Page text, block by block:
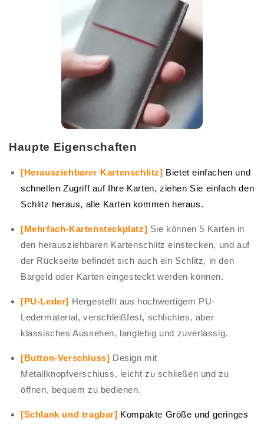
Haupte Eigenschaften
[Herausziehbarer Kartenschlitz] Bietet einfachen und
schnellen Zugriff auf Ihre Karten, ziehen Sie einfach den
Schlitz heraus, alle Karten kommen heraus.
[Mehrfach-Kartensteckplatz] Sie können 5 Karten in
den herausziehbaren Kartenschlitz einstecken, und auf
der Rückseite befindet sich auch ein Schlitz, in den
Bargeld oder Karten eingesteckt werden können.
[PU-Leder] Hergestellt aus hochwertigem PU-
Ledermaterial, verschleißfest, schlichtes, aber
klassisches Aussehen, langlebig und zuverlässig.
[Button-Verschluss] Design mit
Metallknopfverschluss, leicht zu schließen und zu
öffnen, bequem zu bedienen.
[Schlank und tragbar] Kompakte Größe und geringes